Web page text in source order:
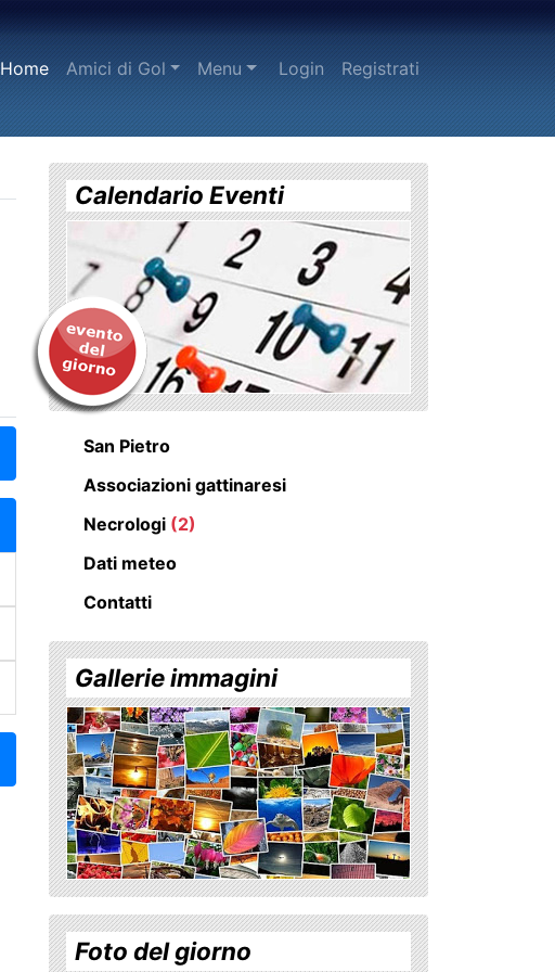
Home(current)
Amici di Gol Menu Login Registrati
Calendario Eventi
San Pietro
Associazioni gattinaresi
Necrologi (2)
Dati meteo
Contatti
Gallerie immagini
Foto del giorno